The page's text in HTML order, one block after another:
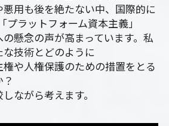
用も後を絶たない中、国際的に
プラットフォーム資本主義」
の懸念の声が高まっています。私
技術とどのように
や人権保護のための措置をとる
ながら考えます。